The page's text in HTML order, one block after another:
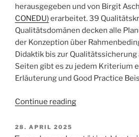
herausgegeben und von Birgit
CONEDU)erarbeitet. 39
Qualitätsdomänen decken alle
der Konzeption über
Didaktik bis zur Qualitätssicherung
Seiten gibt es zu jedem Kriterium
Erläuterung und Good Practice
Continue reading„Digitalkompetenz
POSTED
ON
28. APRIL 2025